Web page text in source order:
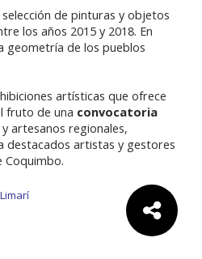
de pinturas y objetos
los años 2015 y 2018. En
geometría de los pueblos
artísticas que ofrece
fruto de una convocatoria
artesanos regionales,
destacados artistas y gestores
Coquimbo.